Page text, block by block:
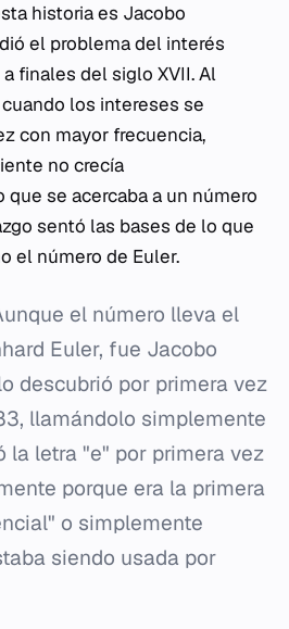
historia es Jacobo
el problema del interés
finales del siglo XVII. Al
los intereses se
con mayor frecuencia,
no crecía
se acercaba a un número
sentó las bases de lo que
el número de Euler.
el número lleva el
Euler, fue Jacobo
descubrió por primera vez
llamándolo simplemente
la letra "e" por primera vez
porque era la primera
o simplemente
siendo usada por